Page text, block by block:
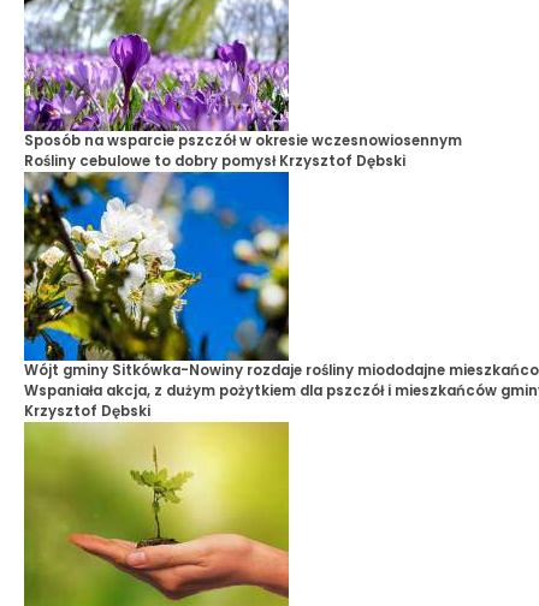
Sposób na wsparcie pszczół w okresie wczesnowiosennym
Rośliny cebulowe to dobry pomysłKrzysztof Dębski
Wójt gminy Sitkówka-Nowiny rozdaje rośliny miododajne
Wspaniała akcja, z dużym pożytkiem dla pszczół i mieszkańców
Krzysztof Dębski